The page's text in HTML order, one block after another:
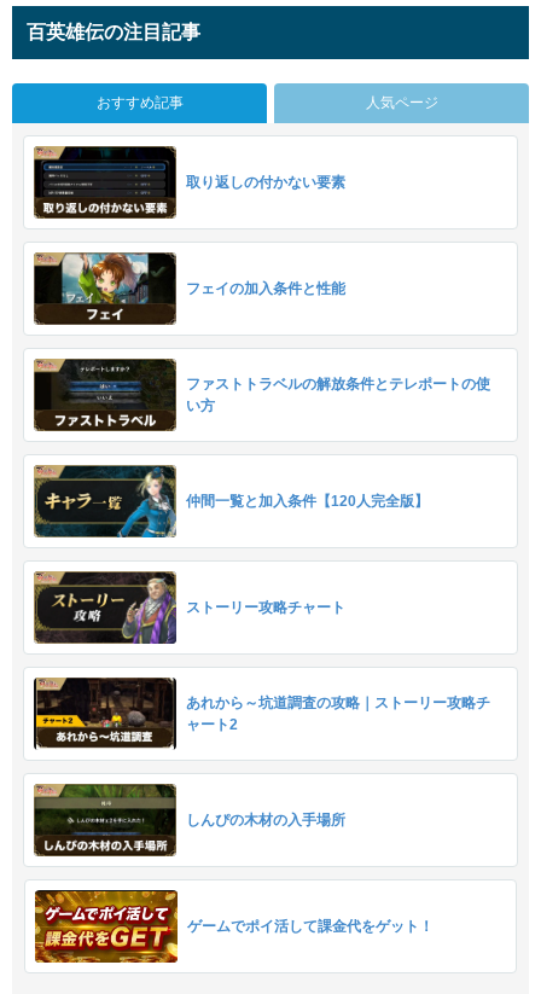
百英雄伝の注目記事
おすすめ記事 人気ページ
取り返しの付かない要素
フェイの加入条件と性能
ファストトラベルの解放条件とテレポートの使
い方
仲間一覧と加入条件【120人完全版】
ストーリー攻略チャート
あれから～坑道調査の攻略｜ストーリー攻略チ
ャート2
しんぴの木材の入手場所
ゲームでポイ活して課金代をゲット！